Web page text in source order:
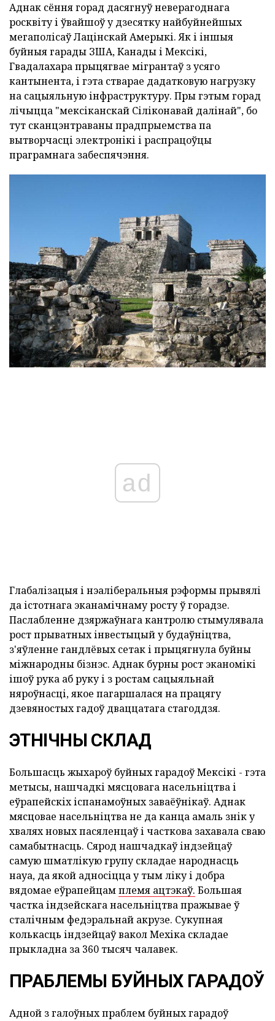
Аднак сёння горад дасягнуў неверагоднага
росквіту і ўвайшоў у дзесятку найбуйнейшых
мегаполісаў Лацінскай Амерыкі. Як і іншыя
буйныя гарады ЗША, Канады і Мексікі,
Гвадалахара прыцягвае мігрантаў з усяго
кантынента, і гэта стварае дадатковую нагрузку
на сацыяльную інфраструктуру. Пры гэтым горад
лічыцца "мексіканскай Сіліконавай далінай", бо
тут сканцэнтраваны прадпрыемства па
вытворчасці электронікі і распрацоўцы
праграмнага забеспячэння.
ad
Глабалізацыя і нэаліберальныя рэформы прывялі
да істотнага эканамічнаму росту ў горадзе.
Паслабленне дзяржаўнага кантролю стымулявала
рост прыватных інвестыцый у будаўніцтва,
з'яўленне гандлёвых сетак і прыцягнула буйны
міжнародны бізнэс. Аднак бурны рост эканомікі
ішоў рука аб руку і з ростам сацыяльнай
няроўнасці, якое пагаршалася на працягу
дзевяностых гадоў дваццатага стагоддзя.
ЭТНІЧНЫ СКЛАД
Большасць жыхароў буйных гарадоў Мексікі - гэта
метысы, нашчадкі мясцовага насельніцтва і
еўрапейскіх іспанамоўных заваёўнікаў. Аднак
мясцовае насельніцтва не да канца амаль знік у
хвалях новых пасяленцаў і часткова захавала сваю
самабытнасць. Сярод нашчадкаў індзейцаў
самую шматлікую групу складае народнасць
науа, да якой адносіцца у тым ліку і добра
вядомае еўрапейцамплемя ацтэкаў. Большая
частка індзейскага насельніцтва пражывае ў
сталічным федэральнай акрузе. Сукупная
колькасць індзейцаў вакол Мехіка складае
прыкладна за 360 тысяч чалавек.
ПРАБЛЕМЫ БУЙНЫХ ГАРАДОЎ
Адной з галоўных праблем буйных гарадоў